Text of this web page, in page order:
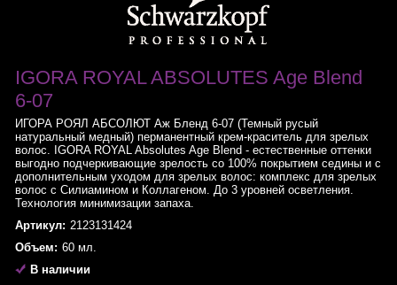
IGORA ROYAL ABSOLUTES Age Blend
6-07
ИГОРА РОЯЛ АБСОЛЮТ Аж Бленд 6-07 (Темный русый
натуральный медный) перманентный крем-краситель для зрелых
волос. IGORA ROYAL Absolutes Age Blend - естественные оттенки
выгодно подчеркивающие зрелость со 100% покрытием седины и с
дополнительным уходом для зрелых волос: комплекс для зрелых
волос с Силиамином и Коллагеном. До 3 уровней осветления.
Технология минимизации запаха.
Артикул: 2123131424
Объем: 60 мл.
В наличии